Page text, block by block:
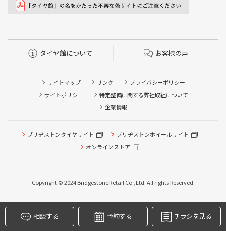
タイヤ館について お客様の声
サイトマップ リンク
プライバシーポリシー
サイトポリシー
特定整備に関する弊社取組について
企業情報
ブリヂストンタイヤサイト
ブリヂストンホイールサイト
オンラインストア
Copyright © 2024 Bridgestone Retail Co.,Ltd. All rights Reserved.
相談する 予約する チラシを見る
タイヤ点検・安全点検/タイヤ履き替え/オイル交換/その他
ピット作業の予約
本日のタイヤ履き替え順番待ち予約 ※クローク契約会員の